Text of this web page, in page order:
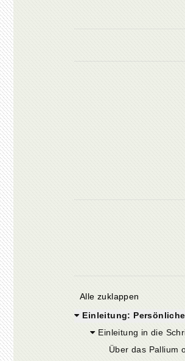
Alle zuklappen
Einleitung: Persönliche
Einleitung in die
Über das Pallium